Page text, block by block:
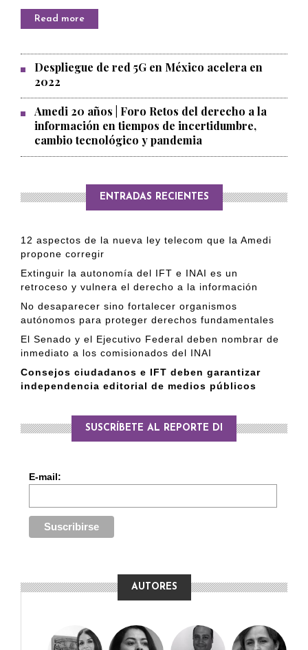
Read more
Despliegue de red 5G en México acelera en
2022
Amedi 20 años | Foro Retos del derecho a la
información en tiempos de incertidumbre,
cambio tecnológico y pandemia
ENTRADAS RECIENTES
12 aspectos de la nueva ley telecom que la Amedi
propone corregir
Extinguir la autonomía del IFT e INAI es un
retroceso y vulnera el derecho a la información
No desaparecer sino fortalecer organismos
autónomos para proteger derechos fundamentales
El Senado y el Ejecutivo Federal deben nombrar de
inmediato a los comisionados del INAI
Consejos ciudadanos e IFT deben garantizar
independencia editorial de medios públicos
SUSCRÍBETE AL REPORTE DI
E-mail:
AUTORES